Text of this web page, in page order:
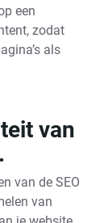
een
zodat
als
van
van de SEO
van